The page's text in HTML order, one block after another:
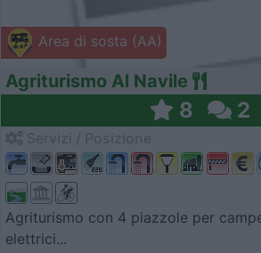
Area di sosta (AA)
Agriturismo Al Navile
8 2
Agriturismo con 4 piazzole per
elettrici...